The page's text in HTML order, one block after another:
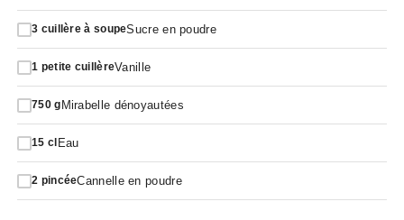
3 cuillère à soupeSucre en poudre
1 petite cuillèreVanille
750 gMirabelle dénoyautées
15 cl Eau
2 pincéeCannelle en poudre